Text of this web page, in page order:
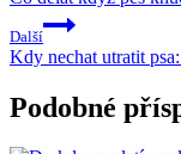
Další
Kdy nechat utratit
Podobné